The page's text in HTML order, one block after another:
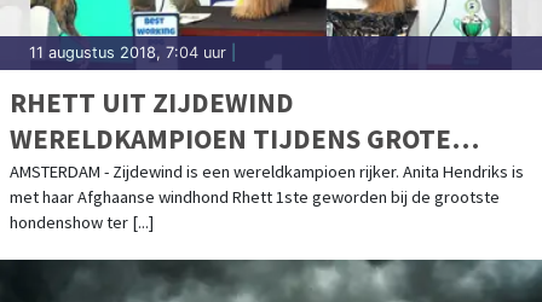
11 augustus 2018, 7:04 uur
RHETT UIT ZIJDEWIND
WERELDKAMPIOEN TIJDENS GROTE
HONDENSHOW IN DE RAI
AMSTERDAM - Zijdewind is een wereldkampioen rijker. Anita Hendriks is
met haar Afghaanse windhond Rhett 1ste geworden bij de grootste
hondenshow ter [...]